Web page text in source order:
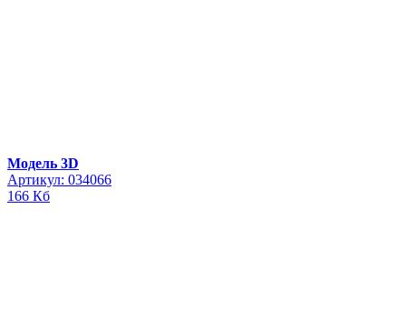
Модель 3D
Артикул: 034066
166 Кб